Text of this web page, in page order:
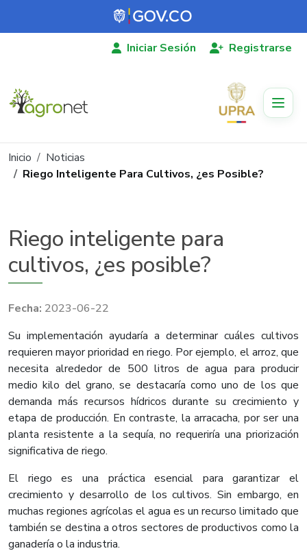
Pasar al contenido principal
Iniciar Sesión Registrarse
Ruta de navegación
Inicio
Noticias
Riego Inteligente Para Cultivos, ¿es Posible?
Riego inteligente para
cultivos, ¿es posible?
2023-06-22
Su implementación ayudaría a determinar cuáles cultivos
requieren mayor prioridad en riego. Por ejemplo, el arroz, que
necesita alrededor de 500 litros de agua para producir
medio kilo del grano, se destacaría como uno de los que
demanda más recursos hídricos durante su crecimiento y
etapa de producción. En contraste, la arracacha, por ser una
planta resistente a la sequía, no requeriría una priorización
significativa de riego.
El riego es una práctica esencial para garantizar el
crecimiento y desarrollo de los cultivos. Sin embargo, en
muchas regiones agrícolas el agua es un recurso limitado que
también se destina a otros sectores de productivos como la
ganadería o la industria.